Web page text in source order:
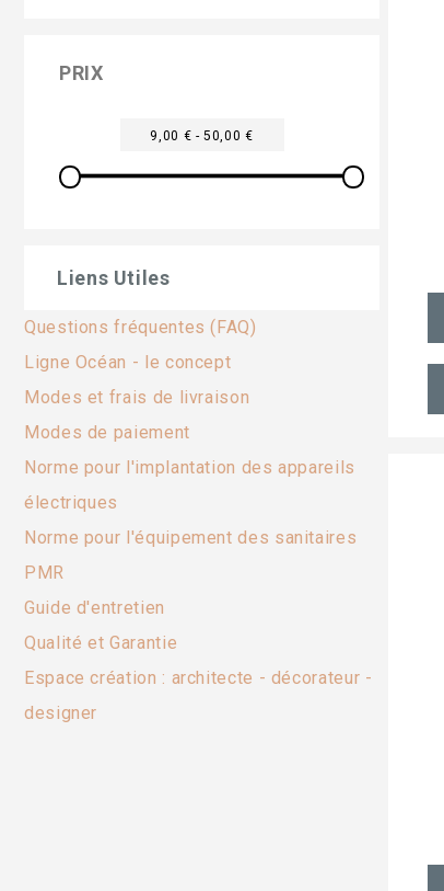
PRIX
9,00 € - 50,00 €
Liens Utiles
Questions fréquentes (FAQ)
Ligne Océan - le concept
Modes et frais de livraison
Modes de paiement
Norme pour l'implantation des appareils
électriques
Norme pour l'équipement des sanitaires
PMR
Guide d'entretien
Qualité et Garantie
Espace création : architecte - décorateur -
designer